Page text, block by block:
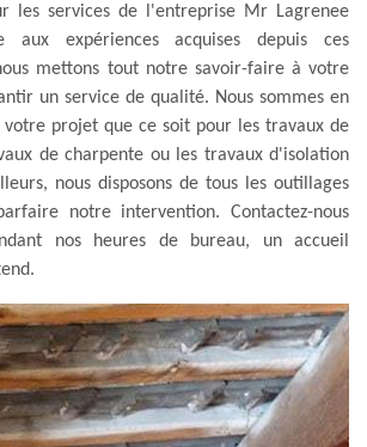
les services de l'entreprise Mr Lagrenee
aux expériences acquises depuis ces
mettons tout notre savoir-faire à votre
un service de qualité. Nous sommes en
projet que ce soit pour les travaux de
de charpente ou les travaux d'isolation
nous disposons de tous les outillages
notre intervention. Contactez-nous
nos heures de bureau, un accueil